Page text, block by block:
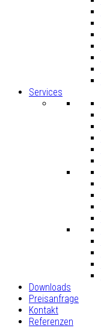
Services
Downloads
Preisanfrage
Kontakt
Referenzen